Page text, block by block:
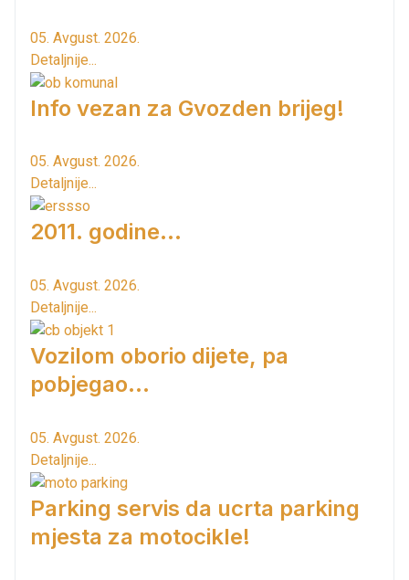
05. Avgust. 2026.
Detaljnije...
Info vezan za Gvozden brijeg!
05. Avgust. 2026.
Detaljnije...
2011. godine...
05. Avgust. 2026.
Detaljnije...
Vozilom oborio dijete, pa
pobjegao...
05. Avgust. 2026.
Detaljnije...
Parking servis da ucrta parking
mjesta za motocikle!